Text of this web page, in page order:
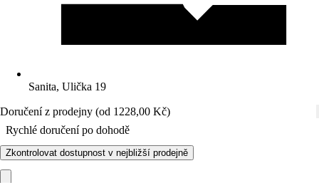
Sanita, Ulička 19
Doručení z prodejny (od 1228,00 Kč)
Rychlé doručení po dohodě
Zkontrolovat dostupnost v nejbližší prodejně